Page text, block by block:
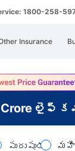
1800-258-
Insurance
లైఫ్
పురుషుడు